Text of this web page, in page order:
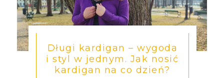
Długi kardigan – wygoda
i styl w jednym. Jak nosić
kardigan na co dzień?